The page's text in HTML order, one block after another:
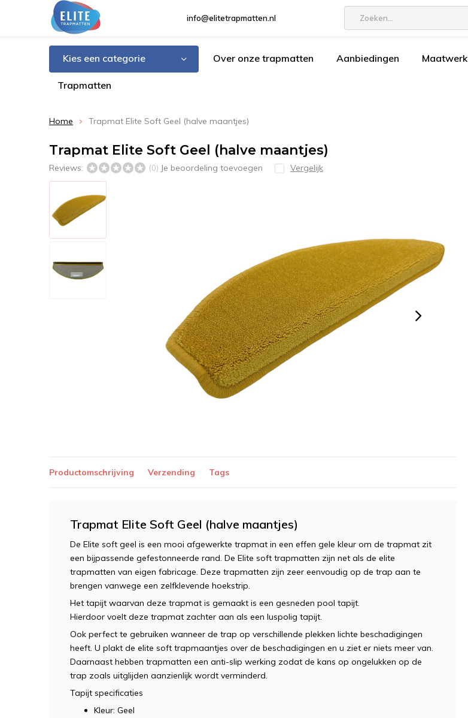
info@elitetrapmatten.nl
Kies een categorie Over onze trapmatten Aanbiedingen Maatwerk
Trapmatten
Home Trapmat Elite Soft Geel (halve maantjes)
Trapmat Elite Soft Geel (halve maantjes)
Reviews: (0) Je beoordeling toevoegen Vergelijk
Productomschrijving Verzending Tags
Trapmat Elite Soft Geel (halve maantjes)
De Elite soft geel is een mooi afgewerkte trapmat in een effen gele kleur om de trapmat zit
een bijpassende gefestonneerde rand. De Elite soft trapmatten zijn net als de elite
trapmatten van eigen fabricage. Deze trapmatten zijn zeer eenvoudig op de trap aan te
brengen vanwege een zelfklevende hoekstrip.
Het tapijt waarvan deze trapmat is gemaakt is een gesneden pool tapijt.
Hierdoor voelt deze trapmat zachter aan als een luspolig tapijt.
Ook perfect te gebruiken wanneer de trap op verschillende plekken lichte beschadigingen
heeft. U plakt de elite soft trapmaantjes over de beschadigingen en u ziet er niets meer van.
Daarnaast hebben trapmatten een anti-slip werking zodat de kans op ongelukken op de
trap zoals uitglijden aanzienlijk wordt verminderd.
Tapijt specificaties
Kleur: Geel